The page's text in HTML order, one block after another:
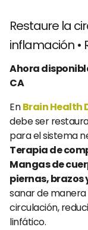
Restaure la
inflamación •
Ahora
CA
EnBrain Health
debe ser
para el sistema
Terapia de
Mangas de
piernas, brazos
sanar de
circulación,
linfático.